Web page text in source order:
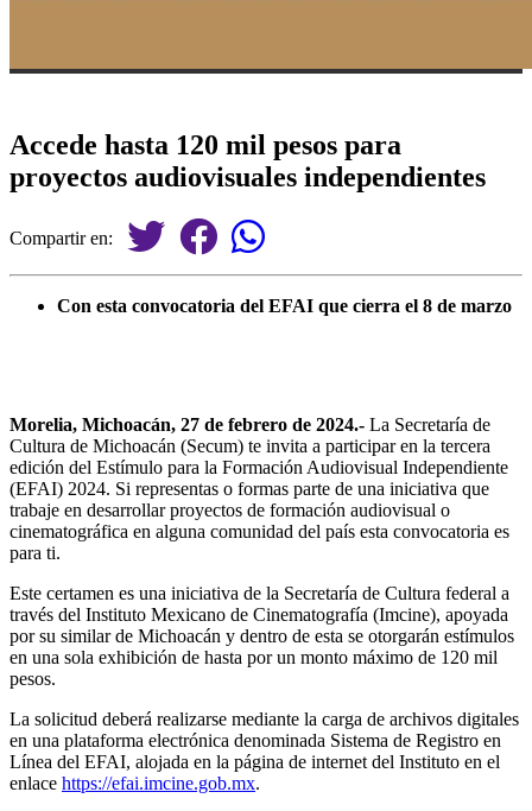
Accede hasta 120 mil pesos para
proyectos audiovisuales independientes
Compartir en:
Con esta convocatoria del EFAI que cierra el 8 de marzo
Morelia, Michoacán, 27 de febrero de 2024.- La Secretaría de
Cultura de Michoacán (Secum) te invita a participar en la tercera
edición del Estímulo para la Formación Audiovisual Independiente
(EFAI) 2024. Si representas o formas parte de una iniciativa que
trabaje en desarrollar proyectos de formación audiovisual o
cinematográfica en alguna comunidad del país esta convocatoria es
para ti.
Este certamen es una iniciativa de la Secretaría de Cultura federal a
través del Instituto Mexicano de Cinematografía (Imcine), apoyada
por su similar de Michoacán y dentro de esta se otorgarán estímulos
en una sola exhibición de hasta por un monto máximo de 120 mil
pesos.
La solicitud deberá realizarse mediante la carga de archivos digitales
en una plataforma electrónica denominada Sistema de Registro en
Línea del EFAI, alojada en la página de internet del Instituto en el
enlace https://efai.imcine.gob.mx.